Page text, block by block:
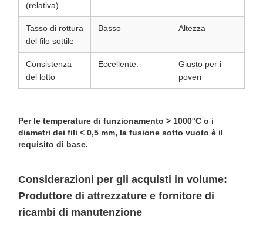
(relativa)
Tasso di rottura
del filo sottile
Basso Altezza
Consistenza
del lotto
Eccellente.
Giusto per i
poveri
Per le temperature di funzionamento > 1000°C o i
diametri dei fili < 0,5 mm, la fusione sotto vuoto è il
requisito di base.
Considerazioni per gli acquisti in volume:
Produttore di attrezzature e fornitore di
ricambi di manutenzione